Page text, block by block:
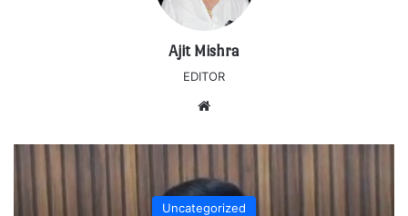
Ajit Mishra
EDITOR
Uncategorized